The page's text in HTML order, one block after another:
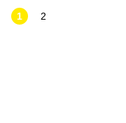
1 2